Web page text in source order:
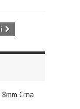
Crna